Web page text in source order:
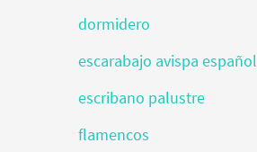
dormidero
escarabajo avispa español
escribano palustre
flamencos